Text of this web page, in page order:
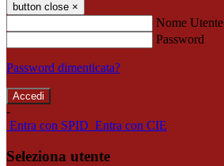
button close ×
Nome Utente
Password
Password dimenticata?
-
Entra con SPID Entra con CIE
Seleziona utente